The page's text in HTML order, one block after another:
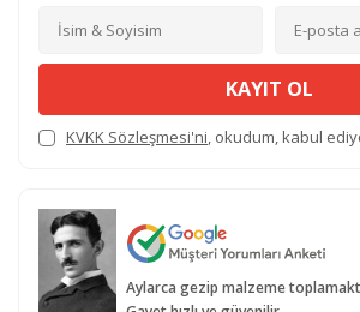
KAYIT OL
KVKK Sözleşmesi'ni, okudum, kabul
Aylarca gezip malzeme